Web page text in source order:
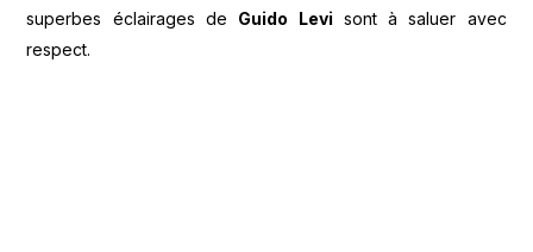
superbes éclairages de Guido Levi sont à saluer avec
respect.